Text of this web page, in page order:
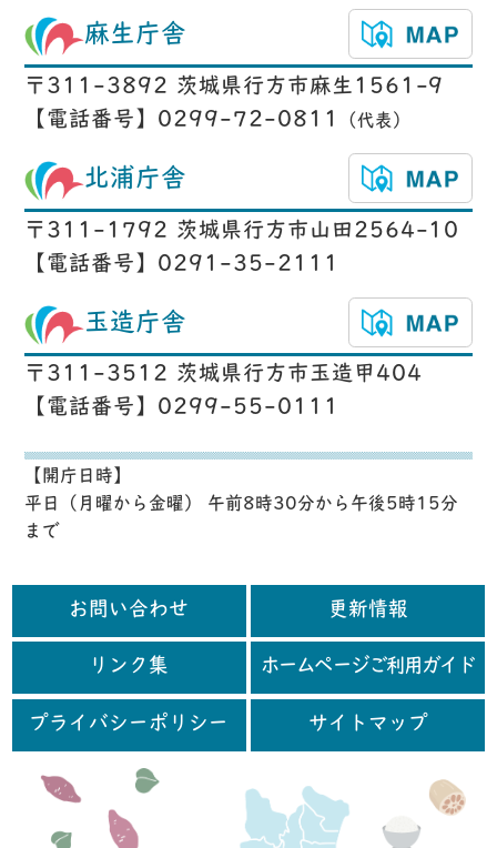
麻生庁舎
〒311-3892 茨城県行方市麻生1561-9
【電話番号】0299-72-0811
（代表）
北浦庁舎
〒311-1792 茨城県行方市山田2564-10
【電話番号】0291-35-2111
玉造庁舎
〒311-3512 茨城県行方市玉造甲404
【電話番号】0299-55-0111
【開庁日時】
平日（月曜から金曜） 午前8時30分から午後5時15分
まで
お問い合わせ 更新情報
リンク集 ホームページご利用ガイド
プライバシーポリシー サイトマップ